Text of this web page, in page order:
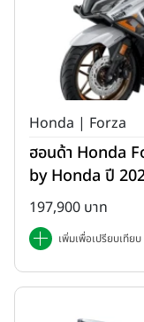
Honda | Forza
ฮอนด้า Honda
by Honda ปี
197,900 บาท
เพิ่มเพื่อเปรียบเทียบ